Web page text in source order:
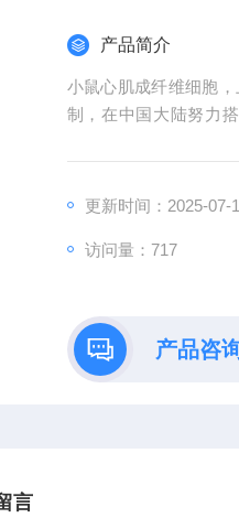
产品简介
小鼠心肌成纤维细胞
制，在中国大陆努力
更新时间：2025-07-
访问量：717
产品咨
言